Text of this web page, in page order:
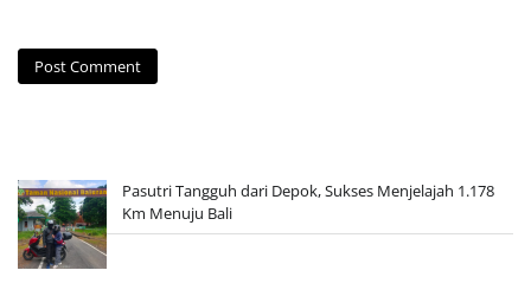
Pasutri Tangguh dari Depok, Sukses Menjelajah 1.178
Km Menuju Bali